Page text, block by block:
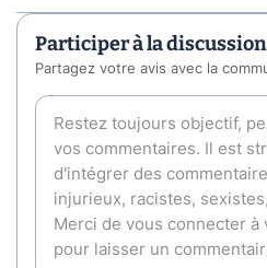
Participer à la discussion
Partagez votre avis avec la